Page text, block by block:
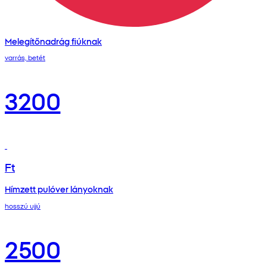
Melegítőnadrág fiúknak
varrás, betét
3200
Ft
Hímzett pulóver lányoknak
hosszú ujjú
2500